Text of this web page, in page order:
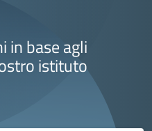
in base agli
istituto